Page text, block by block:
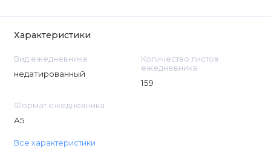
Характеристики
Вид ежедневника
недатированный
Количество листов
ежедневника
159
Формат ежедневника
А5
Все характеристики